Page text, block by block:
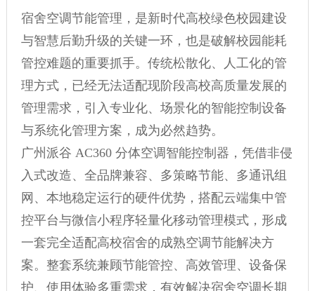
宿舍空调节能管理，是新时代高校绿色校园建设
与智慧后勤升级的关键一环，也是破解校园能耗
管控难题的重要抓手。传统松散化、人工化的管
理方式，已经无法适配现阶段高校高质量发展的
管理需求，引入专业化、场景化的智能控制设备
与系统化管理方案，成为必然趋势。
广州派谷 AC360 分体空调智能控制器，凭借非侵
入式改造、全品牌兼容、多策略节能、多通讯组
网、本地稳定运行的硬件优势，搭配云端集中管
控平台与微信小程序轻量化移动管理模式，形成
一套完全适配高校宿舍的成熟空调节能解决方
案。整套系统兼顾节能管控、高效管理、设备保
护、使用体验多重需求，有效解决宿舍空调长期